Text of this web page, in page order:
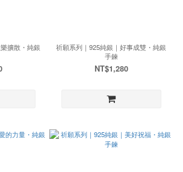
擴散・純銀
祈願系列｜925純銀｜好事成雙・純銀
手鍊
NT$1,280